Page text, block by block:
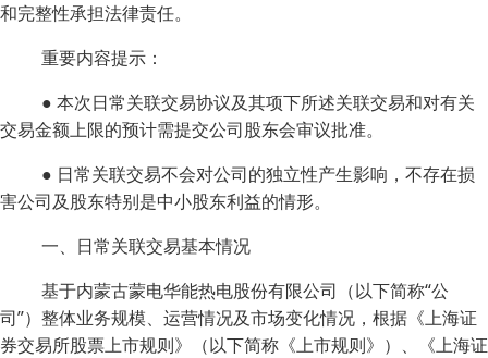
和完整性承担法律责任。
重要内容提示：
● 本次日常关联交易协议及其项下所述关联交易和对有关
交易金额上限的预计需提交公司股东会审议批准。
● 日常关联交易不会对公司的独立性产生影响，不存在损
害公司及股东特别是中小股东利益的情形。
一、日常关联交易基本情况
基于内蒙古蒙电华能热电股份有限公司（以下简称“公
司”）整体业务规模、运营情况及市场变化情况，根据《上海证
券交易所股票上市规则》（以下简称《上市规则》）、《上海证